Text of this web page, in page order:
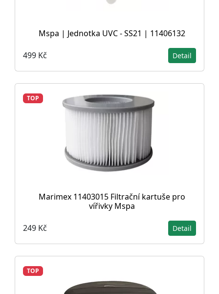
Mspa | Jednotka UVC - SS21 | 11406132
499 Kč Detail
TOP
Marimex 11403015 Filtrační kartuše pro
vířivky Mspa
249 Kč Detail
TOP